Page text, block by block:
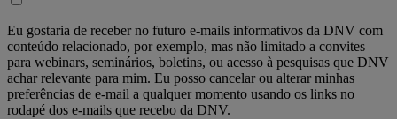
Eu gostaria de receber no futuro e-mails informativos da DNV com
conteúdo relacionado, por exemplo, mas não limitado a convites
para webinars, seminários, boletins, ou acesso à pesquisas que DNV
achar relevante para mim. Eu posso cancelar ou alterar minhas
preferências de e-mail a qualquer momento usando os links no
rodapé dos e-mails que recebo da DNV.